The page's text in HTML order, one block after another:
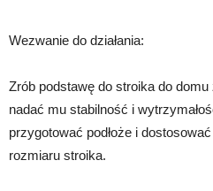
Wezwanie do działania:
Zrób podstawę do stroika do
nadać mu stabilność i
przygotować podłoże i
rozmiaru stroika.